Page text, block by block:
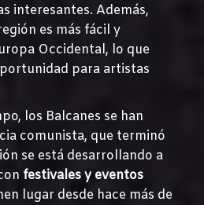
interesantes. Además,
es más fácil y
Occidental, lo que
para artistas
los Balcanes se han
comunista, que terminó
se está desarrollando a
festivales y eventos
lugar desde hace más de